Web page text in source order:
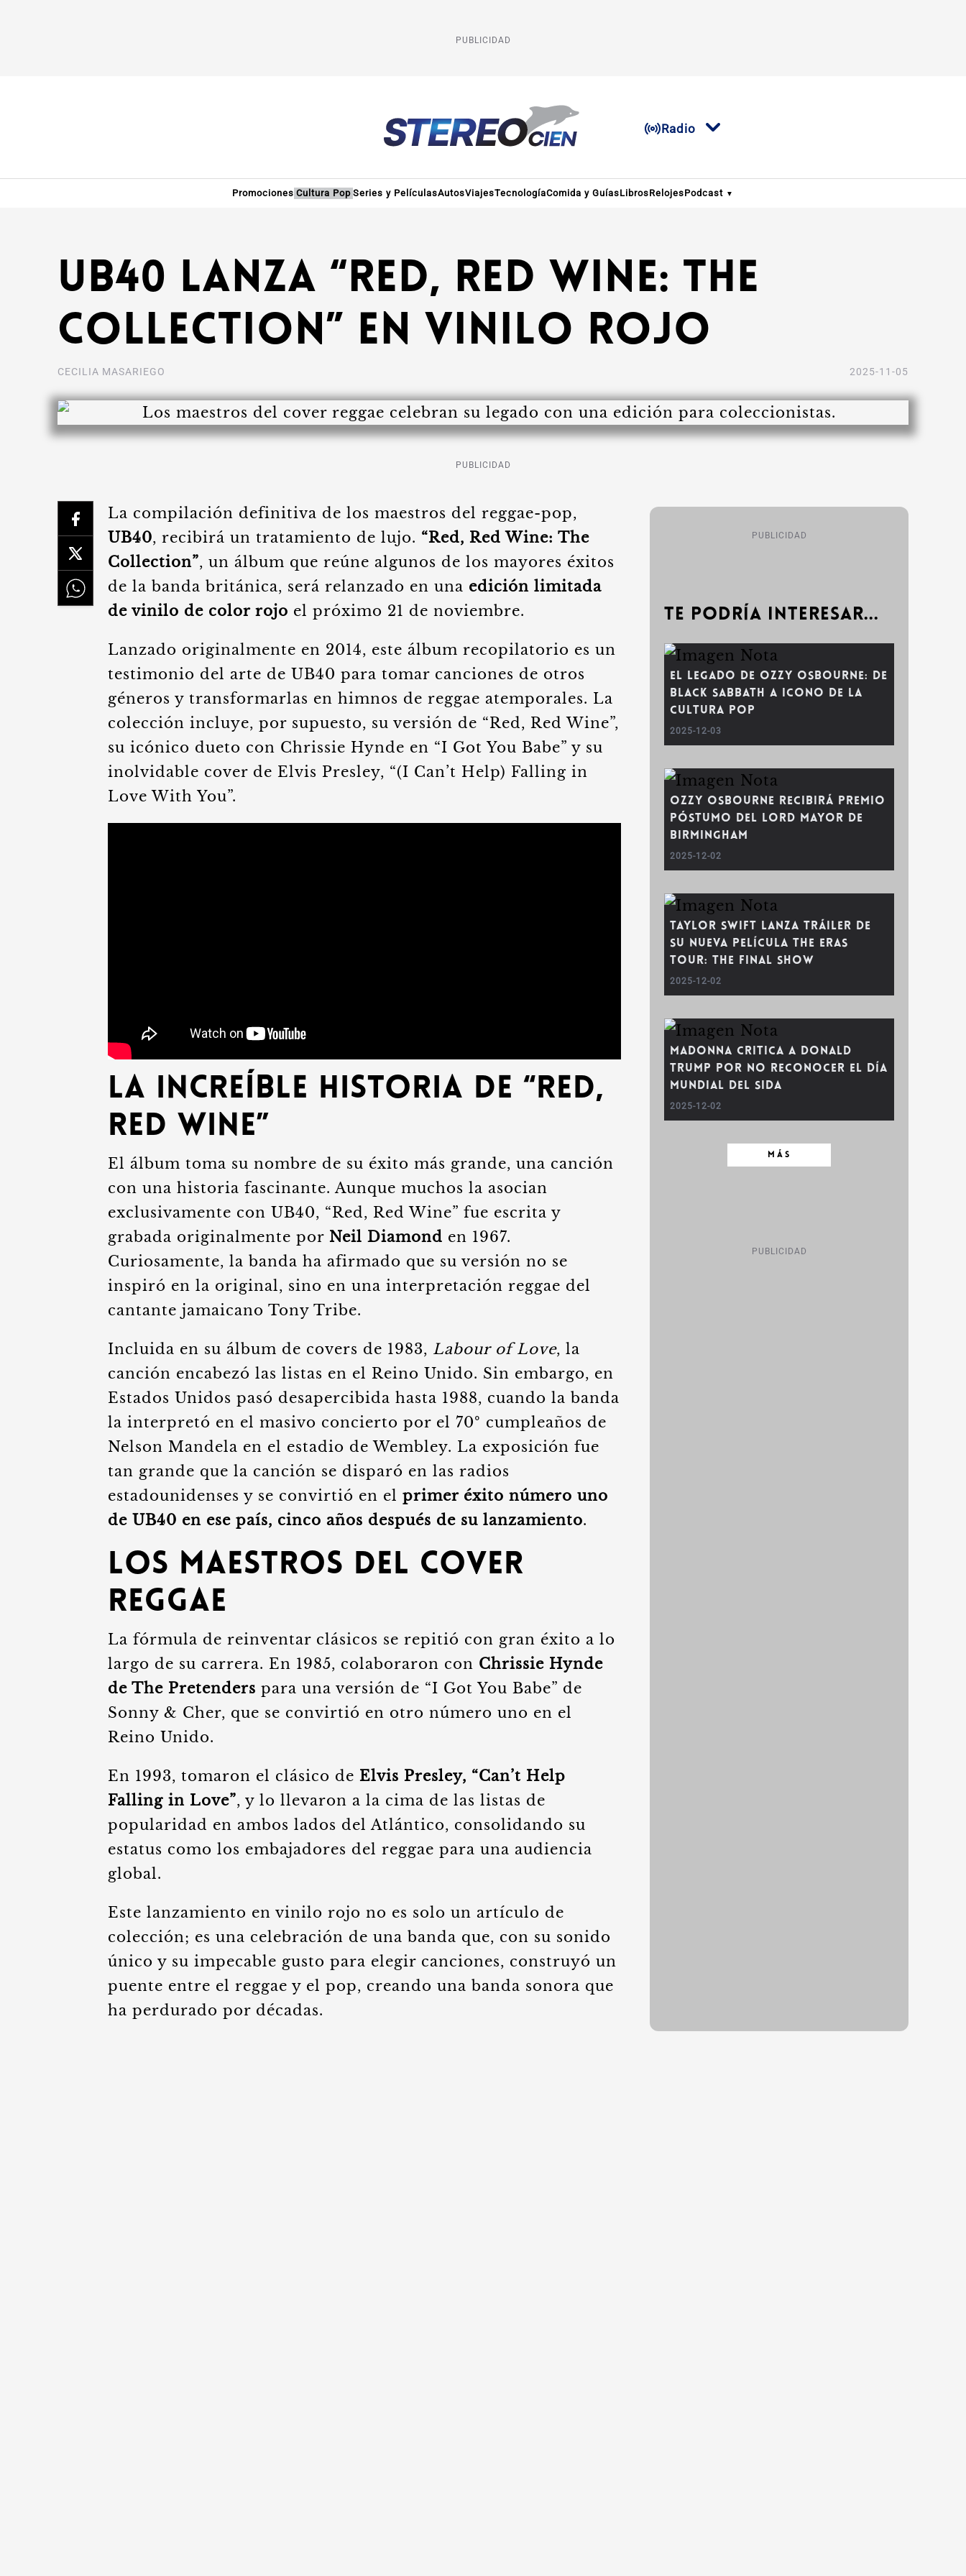
PUBLICIDAD
Radio
Promociones Cultura Pop Series y PelículasAutosViajesTecnologíaComida y GuíasLibrosRelojesPodcast
UB40 Lanza “Red, Red Wine: The
Collection” en vinilo rojo
CECILIA MASARIEGO 2025-11-05
PUBLICIDAD
La compilación definitiva de los maestros del reggae-pop,
UB40, recibirá un tratamiento de lujo. “Red, Red Wine: The
Collection”, un álbum que reúne algunos de los mayores éxitos
de la banda británica, será relanzado en una edición limitada
de vinilo de color rojo el próximo 21 de noviembre.
Lanzado originalmente en 2014, este álbum recopilatorio es un
testimonio del arte de UB40 para tomar canciones de otros
géneros y transformarlas en himnos de reggae atemporales. La
colección incluye, por supuesto, su versión de “Red, Red Wine”,
su icónico dueto con Chrissie Hynde en “I Got You Babe” y su
inolvidable cover de Elvis Presley, “(I Can’t Help) Falling in
Love With You”.
La Increíble Historia de “Red,
Red Wine”
El álbum toma su nombre de su éxito más grande, una canción
con una historia fascinante. Aunque muchos la asocian
exclusivamente con UB40, “Red, Red Wine” fue escrita y
grabada originalmente por Neil Diamond en 1967.
Curiosamente, la banda ha afirmado que su versión no se
inspiró en la original, sino en una interpretación reggae del
cantante jamaicano Tony Tribe.
Incluida en su álbum de covers de 1983, Labour of Love, la
canción encabezó las listas en el Reino Unido. Sin embargo, en
Estados Unidos pasó desapercibida hasta 1988, cuando la banda
la interpretó en el masivo concierto por el 70º cumpleaños de
Nelson Mandela en el estadio de Wembley. La exposición fue
tan grande que la canción se disparó en las radios
estadounidenses y se convirtió en el primer éxito número uno
de UB40 en ese país, cinco años después de su lanzamiento.
Los Maestros del Cover
Reggae
La fórmula de reinventar clásicos se repitió con gran éxito a lo
largo de su carrera. En 1985, colaboraron con Chrissie Hynde
de The Pretenders para una versión de “I Got You Babe” de
Sonny & Cher, que se convirtió en otro número uno en el
Reino Unido.
En 1993, tomaron el clásico de Elvis Presley, “Can’t Help
Falling in Love”, y lo llevaron a la cima de las listas de
popularidad en ambos lados del Atlántico, consolidando su
estatus como los embajadores del reggae para una audiencia
global.
Este lanzamiento en vinilo rojo no es solo un artículo de
colección; es una celebración de una banda que, con su sonido
único y su impecable gusto para elegir canciones, construyó un
puente entre el reggae y el pop, creando una banda sonora que
ha perdurado por décadas.
PUBLICIDAD
Te podría interesar...
El legado de Ozzy Osbourne: De
Black Sabbath a icono de la
cultura pop
2025-12-03
Ozzy Osbourne recibirá premio
póstumo del Lord Mayor de
Birmingham
2025-12-02
Taylor Swift lanza tráiler de
su nueva película The Eras
Tour: The Final Show
2025-12-02
Madonna critica a Donald
Trump por no reconocer el Día
Mundial del SIDA
2025-12-02
MÁS
PUBLICIDAD